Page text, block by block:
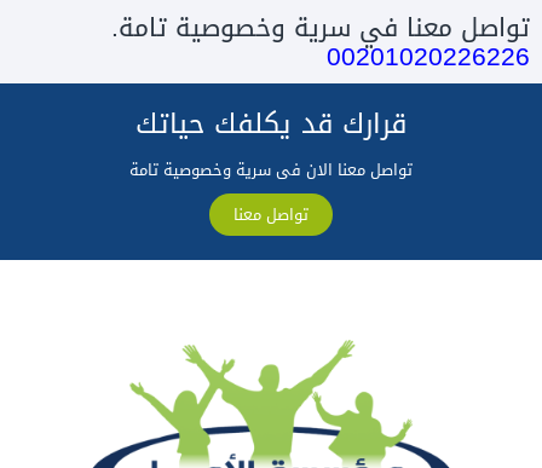
تواصل معنا في سرية وخصوصية تامة.
00201020226226
قرارك قد يكلفك حياتك
تواصل معنا الان فى سرية وخصوصية تامة
تواصل معنا